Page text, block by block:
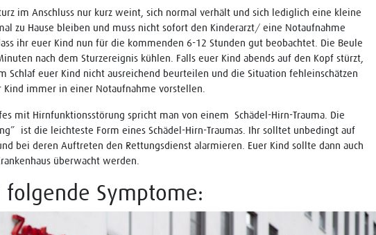
im Anschluss nur kurz weint, sich normal verhält und sich lediglich eine kleine
zu Hause bleiben und muss nicht sofort den Kinderarzt/ eine Notaufnahme
ihr euer Kind nun für die kommenden 6-12 Stunden gut beobachtet. Die Beule
nach dem Sturzereignis kühlen. Falls euer Kind abends auf den Kopf stürzt,
Schlaf euer Kind nicht ausreichend beurteilen und die Situation fehleinschätzen
immer in einer Notaufnahme vorstellen.
mit Hirnfunktionsstörung spricht man von einem Schädel-Hirn-Trauma. Die
ist die leichteste Form eines Schädel-Hirn-Traumas. Ihr solltet unbedingt auf
bei deren Auftreten den Rettungsdienst alarmieren. Euer Kind sollte dann auch
überwacht werden.
folgende Symptome: